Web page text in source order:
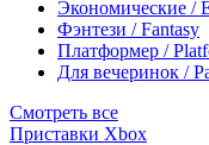
Экономические /
Фэнтези / Fantasy
Платформер /
Для вечеринок /
Смотреть все
Приставки Xbox